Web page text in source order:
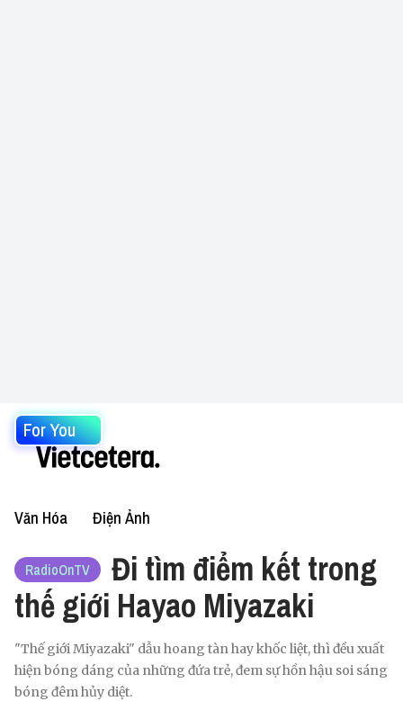
For You
Văn Hóa Điện Ảnh
RadioOnTV
Đi tìm điểm kết trong
thế giới Hayao Miyazaki
"Thế giới Miyazaki" dẫu hoang tàn hay khốc liệt, thì đều xuất
hiện bóng dáng của những đứa trẻ, đem sự hồn hậu soi sáng
bóng đêm hủy diệt.